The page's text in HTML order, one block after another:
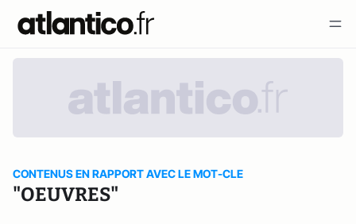
CONTENUS EN RAPPORT AVEC LE MOT-CLE
"OEUVRES"